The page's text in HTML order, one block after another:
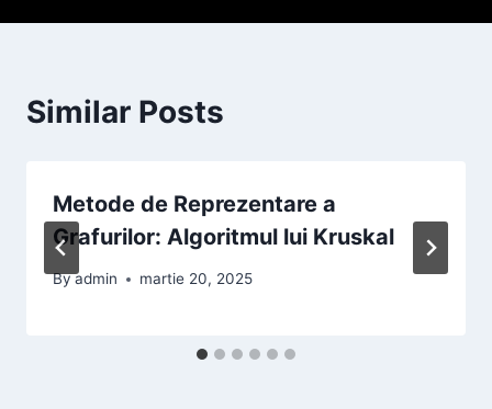
Similar Posts
Metode de Reprezentare a
Grafurilor: Algoritmul lui Kruskal
Byadmin martie 20, 2025